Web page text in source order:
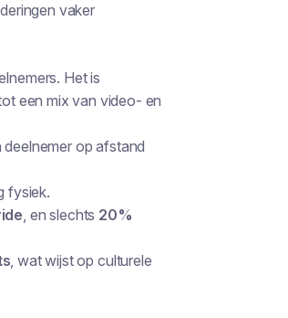
vaker
Het is
een mix van video- en
op afstand
fysiek.
, en slechts 20%
, wat wijst op culturele